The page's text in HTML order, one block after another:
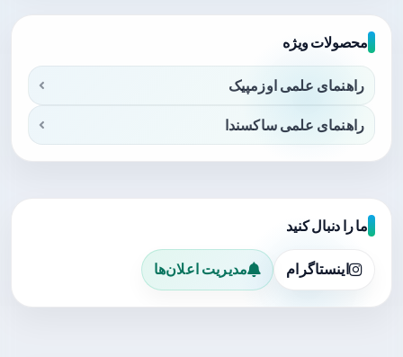
محصولات ویژه
راهنمای علمی اوزمپیک
راهنمای علمی ساکسندا
ما را دنبال کنید
اینستاگرام مدیریت اعلان‌ها